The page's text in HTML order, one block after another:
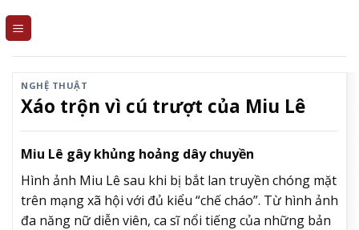
NGHỆ THUẬT
Xáo trộn vì cú trượt của Miu Lê
Miu Lê gây khủng hoảng dây chuyền
Hình ảnh Miu Lê sau khi bị bắt lan truyền chóng mặt
trên mạng xã hội với đủ kiểu “chế cháo”. Từ hình ảnh
đa năng nữ diễn viên, ca sĩ nổi tiếng của những bản